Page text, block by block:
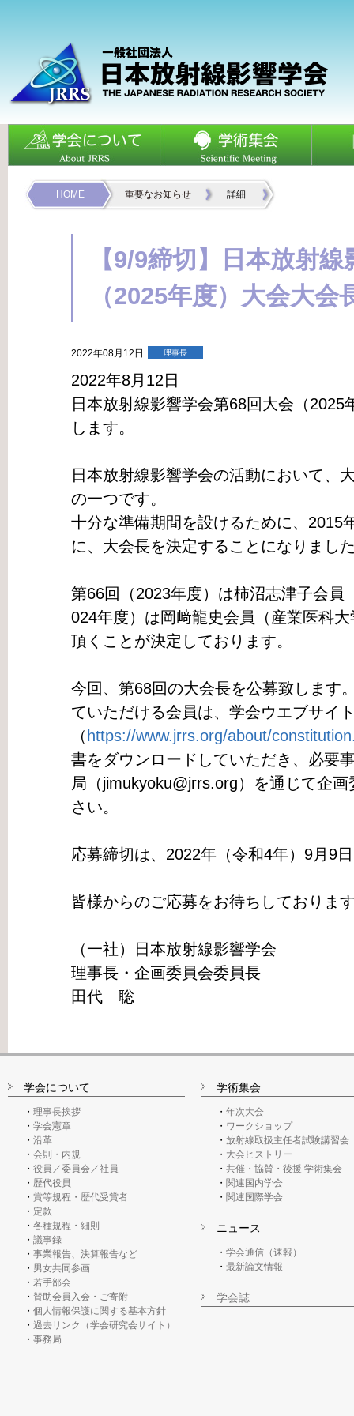
HOME 重要なお知らせ 詳細
【9/9締切】日本放射
（2025年度）大会大
2022年08月12日 理事長
2022年8月12日
日本放射線影響学会第68回大会（2025
します。
日本放射線影響学会の活動において、
の一つです。
十分な準備期間を設けるために、2015
に、大会長を決定することになりまし
第66回（2023年度）は柿沼志津子会員
024年度）は岡﨑龍史会員（産業医科
頂くことが決定しております。
今回、第68回の大会長を公募致します
ていただける会員は、学会ウエブサイ
（ https://www.jrrs.org/about/
書をダウンロードしていただき、必要
局（jimukyoku@jrrs.org）を通じて企
さい。
応募締切は、2022年（令和4年）9月9
皆様からのご応募をお待ちしておりま
（一社）日本放射線影響学会
理事長・企画委員会委員長
田代 聡
学会について
理事長挨拶
学会憲章
沿革
会則・内規
役員／委員会／社員
歴代役員
賞等規程・歴代受賞者
定款
各種規程・細則
議事録
事業報告、決算報告など
男女共同参画
若手部会
賛助会員入会・ご寄附
個人情報保護に関する基本方針
過去リンク（学会研究会サイト）
事務局
学術集会
年次大会
ワークショップ
放射線取扱主任者試験講習会
大会ヒストリー
共催・協賛・後援 学術集会
関連国内学会
関連国際学会
ニュース
学会通信（速報）
最新論文情報
学会誌